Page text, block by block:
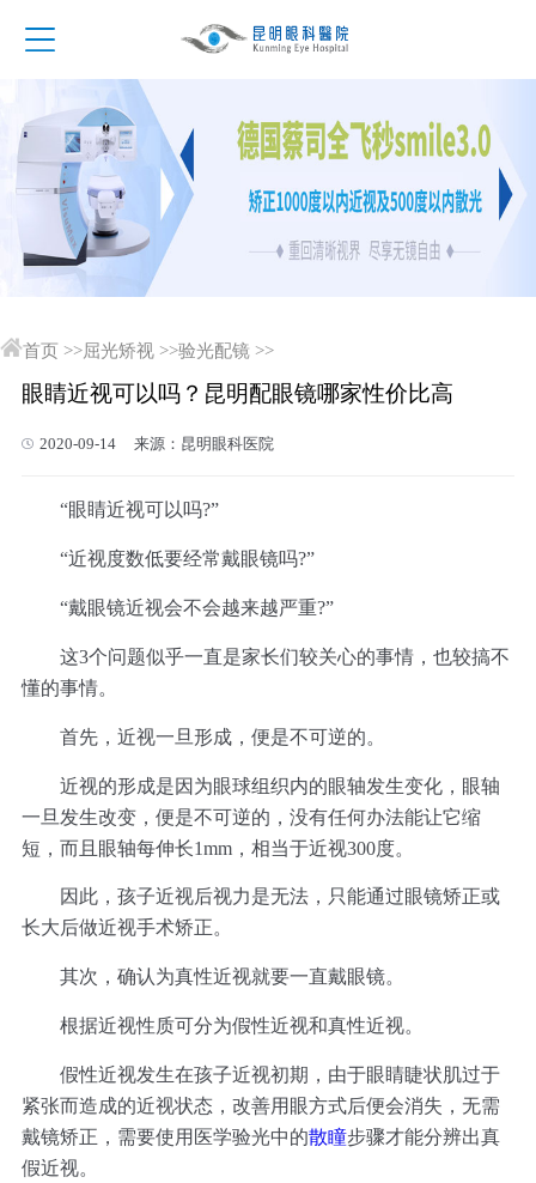
首页 >>屈光矫视 >>验光配镜 >>
眼睛近视可以吗？昆明配眼镜哪家性价比高
2020-09-14 来源：昆明眼科医院
“眼睛近视可以吗?”
“近视度数低要经常戴眼镜吗?”
“戴眼镜近视会不会越来越严重?”
这3个问题似乎一直是家长们较关心的事情，也较搞不
懂的事情。
首先，近视一旦形成，便是不可逆的。
近视的形成是因为眼球组织内的眼轴发生变化，眼轴
一旦发生改变，便是不可逆的，没有任何办法能让它缩
短，而且眼轴每伸长1mm，相当于近视300度。
因此，孩子近视后视力是无法，只能通过眼镜矫正或
长大后做近视手术矫正。
其次，确认为真性近视就要一直戴眼镜。
根据近视性质可分为假性近视和真性近视。
假性近视发生在孩子近视初期，由于眼睛睫状肌过于
紧张而造成的近视状态，改善用眼方式后便会消失，无需
戴镜矫正，需要使用医学验光中的散瞳步骤才能分辨出真
假近视。